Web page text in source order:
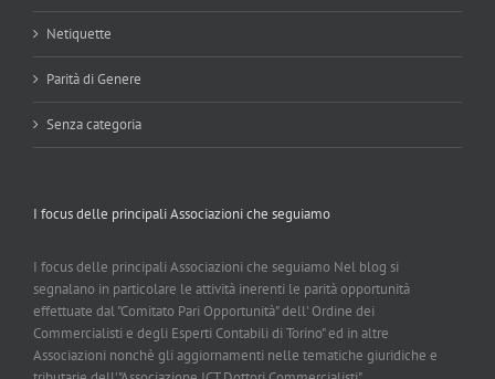
Netiquette
Parità di Genere
Senza categoria
I focus delle principali Associazioni che seguiamo
I focus delle principali Associazioni che seguiamo Nel blog si
segnalano in particolare le attività inerenti le parità opportunità
effettuate dal "Comitato Pari Opportunità" dell' Ordine dei
Commercialisti e degli Esperti Contabili di Torino" ed in altre
Associazioni nonchè gli aggiornamenti nelle tematiche giuridiche e